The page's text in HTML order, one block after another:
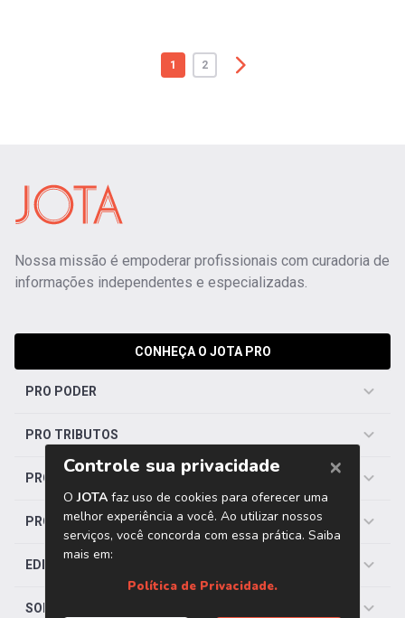
1 2
Nossa missão é empoderar profissionais com curadoria de
informações independentes e especializadas.
CONHEÇA O JOTA PRO
PRO PODER
PRO TRIBUTOS
PRO TRABALHISTA
PRO SAÚDE
EDITORIAS
SOBRE O JOTA